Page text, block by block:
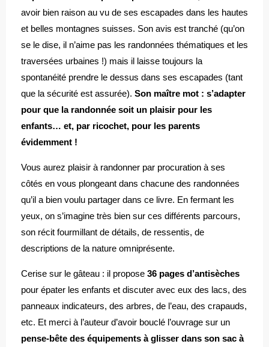
avoir bien raison au vu de ses escapades dans les hautes
et belles montagnes suisses. Son avis est tranché (qu’on
se le dise, il n’aime pas les randonnées thématiques et les
traversées urbaines !) mais il laisse toujours la
spontanéité prendre le dessus dans ses escapades (tant
que la sécurité est assurée). Son maître mot : s’adapter
pour que la randonnée soit un plaisir pour les
enfants… et, par ricochet, pour les parents
évidemment !
Vous aurez plaisir à randonner par procuration à ses
côtés en vous plongeant dans chacune des randonnées
qu’il a bien voulu partager dans ce livre. En fermant les
yeux, on s’imagine très bien sur ces différents parcours,
son récit fourmillant de détails, de ressentis, de
descriptions de la nature omniprésente.
Cerise sur le gâteau : il propose 36 pages d’antisèches
pour épater les enfants et discuter avec eux des lacs, des
panneaux indicateurs, des arbres, de l’eau, des crapauds,
etc. Et merci à l’auteur d’avoir bouclé l’ouvrage sur un
pense-bête des équipements à glisser dans son sac à